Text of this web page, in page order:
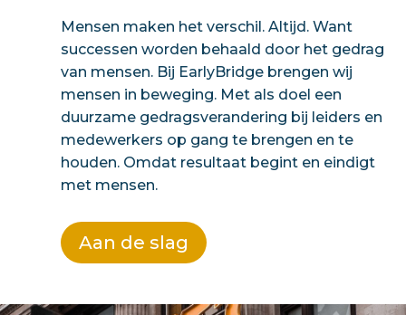
Mensen maken het verschil. Altijd. Want
successen worden behaald door het gedrag
van mensen. Bij EarlyBridge brengen wij
mensen in beweging. Met als doel een
duurzame gedragsverandering bij leiders en
medewerkers op gang te brengen en te
houden. Omdat resultaat begint en eindigt
met mensen.
Aan de slag